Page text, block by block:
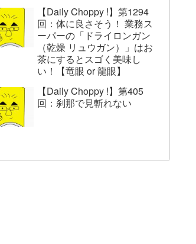
【Daily Choppy !】第1294
回：体に良さそう！ 業務ス
ーパーの「ドライロンガン
（乾燥 リュウガン）」はお
茶にするとスゴく美味し
い！【竜眼 or 龍眼】
【Daily Choppy !】第405
回：刹那で見斬れない